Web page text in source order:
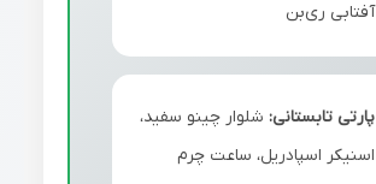
آفتابی ری‌بن
پارتی تابستانی: شلوار چینو سفید،
اسنیکر اسپادریل، ساعت چرم